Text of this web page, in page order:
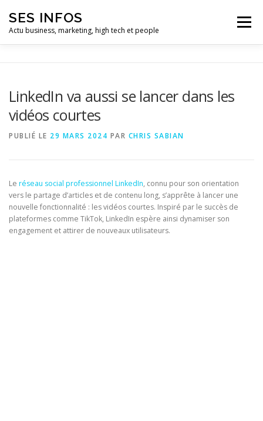
contenu
SES INFOS
Actu business, marketing, high tech et people
Menu
HIGH TECH ET INFORMATIQUE
LinkedIn va aussi se lancer dans les
vidéos courtes
PUBLIÉ LE 29 MARS 2024 PAR CHRIS SABIAN
Le réseau social professionnel LinkedIn, connu pour son orientation
vers le partage d’articles et de contenu long, s’apprête à lancer une
nouvelle fonctionnalité : les vidéos courtes. Inspiré par le succès de
plateformes comme TikTok, LinkedIn espère ainsi dynamiser son
engagement et attirer de nouveaux utilisateurs.